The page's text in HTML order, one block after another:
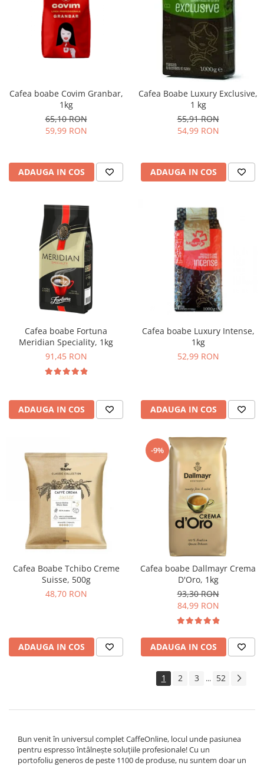
Cafea boabe Covim Granbar,
1kg
65,10 RON
59,99 RON
ADAUGA IN COS
Cafea Boabe Luxury Exclusive,
1 kg
55,91 RON
54,99 RON
ADAUGA IN COS
Cafea boabe Fortuna
Meridian Speciality, 1kg
91,45 RON
ADAUGA IN COS
Cafea boabe Luxury Intense,
1kg
52,99 RON
ADAUGA IN COS
Cafea Boabe Tchibo Creme
Suisse, 500g
48,70 RON
ADAUGA IN COS
-9%
Cafea boabe Dallmayr Crema
D'Oro, 1kg
93,30 RON
84,99 RON
ADAUGA IN COS
1 2 3 ... 52
Bun venit în universul complet CaffeOnline, locul unde pasiunea
pentru espresso întâlnește soluțiile profesionale! Cu un
portofoliu generos de peste 1100 de produse, nu suntem doar un